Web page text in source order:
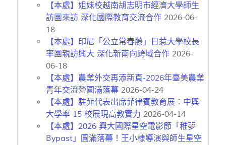
【本處】姐妹校越南胡志明市經濟大學師生
訪團來訪 深化國際教育交流合作 2026-06-
18
【本處】印尼「公立常春藤」日惹大學校長
率團親訪興大 深化新南向跨域合作 2026-
06-18
【本處】農業外交再添新頁-2026年臺美農業
青年交流營圓滿落幕 2026-04-24
【本處】駐菲代表出席菲律賓教育展：中興
大學率 15 校展現高教實力 2026-04-14
【本處】2026 興大國際星空電影節「稚夢
Bypast」圓滿落幕！王小棣導演與師生星空